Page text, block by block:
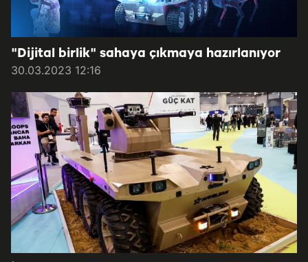
"Dijital birlik" sahaya çıkmaya hazırlanıyor
30.03.2023 12:16